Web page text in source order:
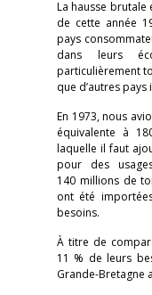
La hausse
de cette année
pays
dans leurs
particulièrement
que d’autres pays
En 1973, nous
équivalente à
laquelle il faut
pour des
140 millions de
ont été
besoins.
À titre de
11 % de leurs
Grande-Bretagne